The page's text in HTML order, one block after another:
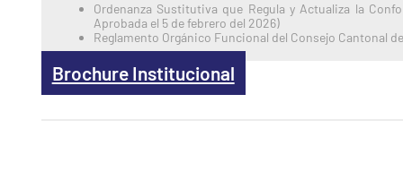
Ordenanza Sustitutiva que Regula y Actualiza la
Aprobada el 5 de febrero del 2026)
Reglamento Orgánico Funcional del Consejo Cantonal
Brochure Institucional